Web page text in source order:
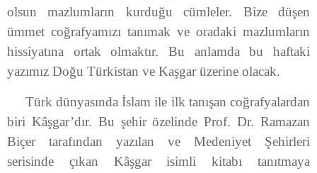
olsun mazlumların kurduğu cümleler. Bize düşen
ümmet coğrafyamızı tanımak ve oradaki mazlumların
hissiyatına ortak olmaktır. Bu anlamda bu haftaki
yazımız Doğu Türkistan ve Kaşgar üzerine olacak.
Türk dünyasında İslam ile ilk tanışan coğrafyalardan
biri Kâşgar’dır. Bu şehir özelinde Prof. Dr. Ramazan
Biçer tarafından yazılan ve Medeniyet Şehirleri
serisinde çıkan Kâşgar isimli kitabı tanıtmaya